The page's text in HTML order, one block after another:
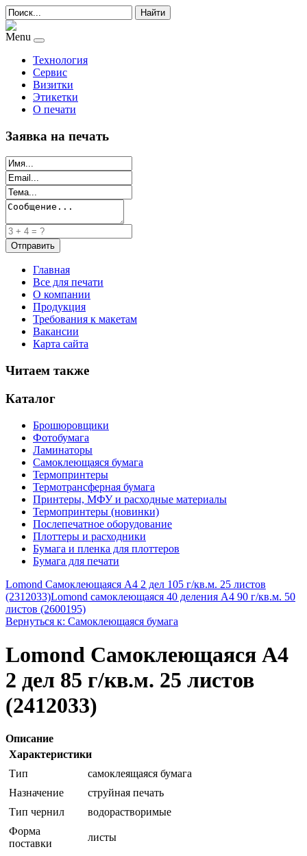
Найти
Menu
Технология
Сервис
Визитки
Этикетки
О печати
Заявка на печать
Главная
Все для печати
О компании
Продукция
Требования к макетам
Вакансии
Карта сайта
Читаем также
Каталог
Брошюровщики
Фотобумага
Ламинаторы
Самоклеющаяся бумага
Термопринтеры
Термотрансферная бумага
Принтеры, МФУ и расходные материалы
Термопринтеры (новинки)
Послепечатное оборудование
Плоттеры и расходники
Бумага и пленка для плоттеров
Бумага для печати
Lomond Самоклеющаяся А4 2 дел 105 г/кв.м. 25 листов
(2312033)Lomond самоклеющаяся 40 деления А4 90 г/кв.м. 50
листов (2600195)
Вернуться к: Самоклеющаяся бумага
Lomond Самоклеющаяся А4
2 дел 85 г/кв.м. 25 листов
(2412033)
Описание
Характеристики
Тип
самоклеящаяся бумага
Назначение
струйная печать
Тип чернил
водорастворимые
Форма
поставки
листы